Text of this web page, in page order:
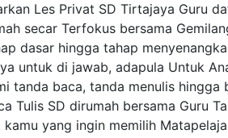
Les Privat SD Tirtajaya Guru
secar Terfokus bersama
dasar hingga tahap
untuk di jawab, adapula Untuk
tanda baca, tanda menulis
Tulis SD dirumah bersama Guru
yang ingin memilih